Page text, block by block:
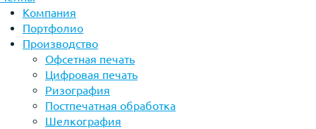
Компания
Портфолио
Производство
Офсетная печать
Цифровая печать
Ризография
Постпечатная обработка
Шелкография